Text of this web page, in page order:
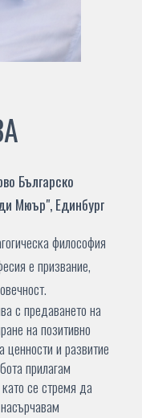
Българско
Мюър", Единбург
философия
е призвание,
с предаването на
на позитивно
и развитие
прилагам
се стремя да